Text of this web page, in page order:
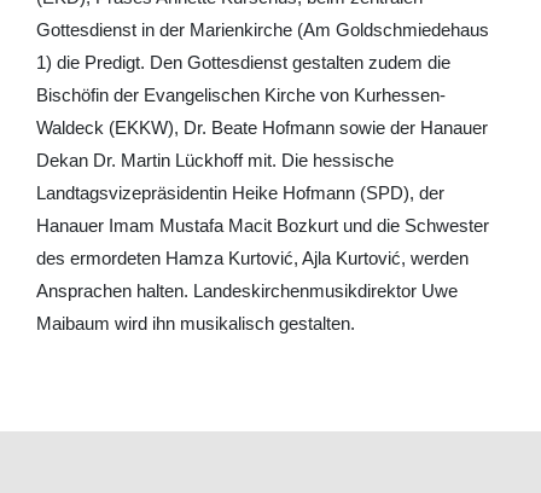
Gottesdienst in der Marienkirche (Am Goldschmiedehaus
1) die Predigt. Den Gottesdienst gestalten zudem die
Bischöfin der Evangelischen Kirche von Kurhessen-
Waldeck (EKKW), Dr. Beate Hofmann sowie der Hanauer
Dekan Dr. Martin Lückhoff mit. Die hessische
Landtagsvizepräsidentin Heike Hofmann (SPD), der
Hanauer Imam Mustafa Macit Bozkurt und die Schwester
des ermordeten Hamza Kurtović, Ajla Kurtović, werden
Ansprachen halten. Landeskirchenmusikdirektor Uwe
Maibaum wird ihn musikalisch gestalten.